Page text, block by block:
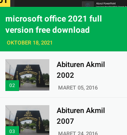
microsoft office 2021 full
version free download
OKTOBER 18, 2021
Abituren Akmil
2002
MARET 05, 2016
Abituren Akmil
2007
MARET 24, 2016